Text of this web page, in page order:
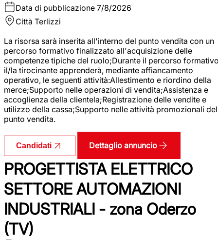
Data di pubblicazione 7/8/2026
Città Terlizzi
La risorsa sarà inserita all'interno del punto vendita con un
percorso formativo finalizzato all'acquisizione delle
competenze tipiche del ruolo;Durante il percorso
il/la tirocinante apprenderà, mediante affiancamento
operativo, le seguenti attività:Allestimento e riordino della
merce;Supporto nelle operazioni di vendita;Assistenza e
accoglienza della clientela;Registrazione delle vendite e
utilizzo della cassa;Supporto nelle attività promozionali del
punto vendita.
Candidati Dettaglio annuncio
PROGETTISTA ELETTRICO
SETTORE AUTOMAZIONI
INDUSTRIALI - zona Oderzo
(TV)